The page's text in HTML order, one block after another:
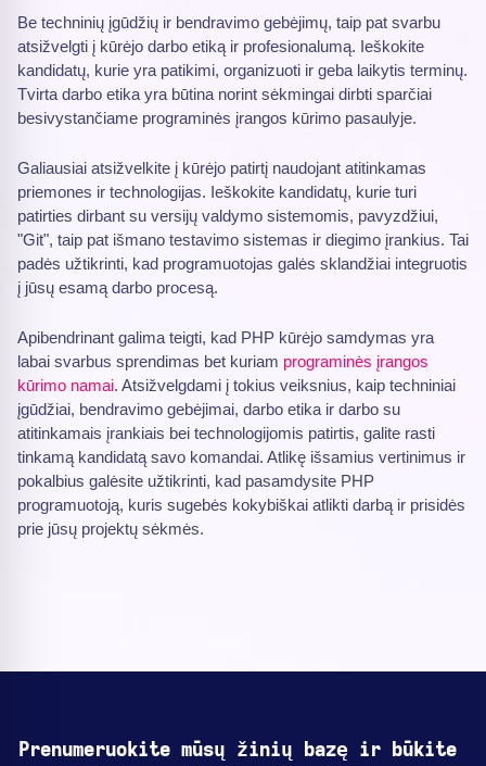
Be techninių įgūdžių ir bendravimo gebėjimų, taip pat svarbu
atsižvelgti į kūrėjo darbo etiką ir profesionalumą. Ieškokite
kandidatų, kurie yra patikimi, organizuoti ir geba laikytis terminų.
Tvirta darbo etika yra būtina norint sėkmingai dirbti sparčiai
besivystančiame programinės įrangos kūrimo pasaulyje.
Galiausiai atsižvelkite į kūrėjo patirtį naudojant atitinkamas
priemones ir technologijas. Ieškokite kandidatų, kurie turi
patirties dirbant su versijų valdymo sistemomis, pavyzdžiui,
"Git", taip pat išmano testavimo sistemas ir diegimo įrankius. Tai
padės užtikrinti, kad programuotojas galės sklandžiai integruotis
į jūsų esamą darbo procesą.
Apibendrinant galima teigti, kad PHP kūrėjo samdymas yra
labai svarbus sprendimas bet kuriam programinės įrangos
kūrimo namai. Atsižvelgdami į tokius veiksnius, kaip techniniai
įgūdžiai, bendravimo gebėjimai, darbo etika ir darbo su
atitinkamais įrankiais bei technologijomis patirtis, galite rasti
tinkamą kandidatą savo komandai. Atlikę išsamius vertinimus ir
pokalbius galėsite užtikrinti, kad pasamdysite PHP
programuotoją, kuris sugebės kokybiškai atlikti darbą ir prisidės
prie jūsų projektų sėkmės.
Prenumeruokite mūsų žinių bazę ir būkite